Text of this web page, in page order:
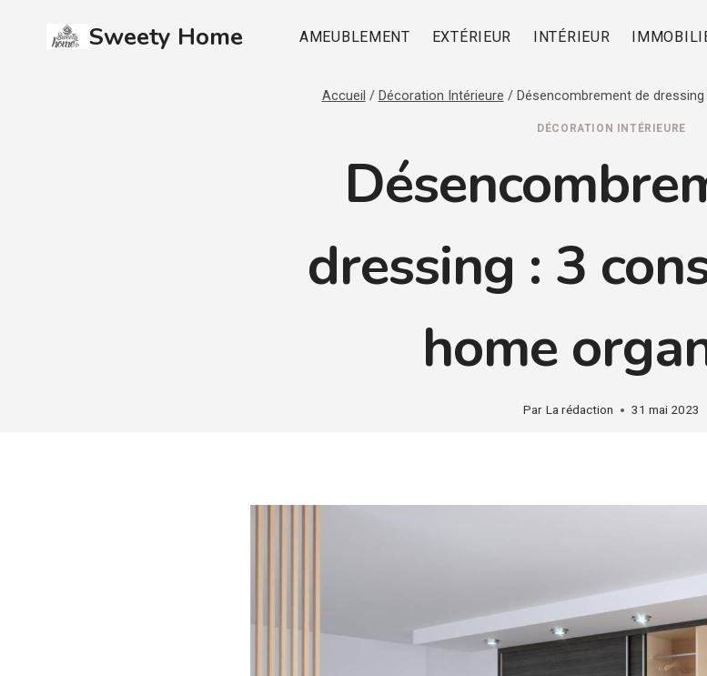
Sweety Home AMEUBLEMENT EXTÉRIEUR INTÉRIEUR
Accueil / Décoration Intérieure / Désencombrement de
DÉCORATION INTÉRIEURE
dressing : 3
home
Par La rédaction 31 mai 2023